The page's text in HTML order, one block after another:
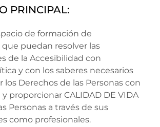
PRINCIPAL:
de formación de
puedan resolver las
de la Accesibilidad con
y con los saberes necesarios
los Derechos de las Personas con
proporcionar CALIDAD DE VIDA
Personas a través de sus
como profesionales.